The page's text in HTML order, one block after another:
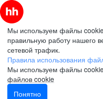
Мы используем файлы
правильную работу нашего
сетевой трафик.
Правила использования
Мы используем файлы
файлов cookie
Понятно